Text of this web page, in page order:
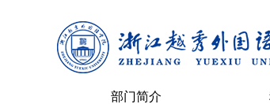
部门简介